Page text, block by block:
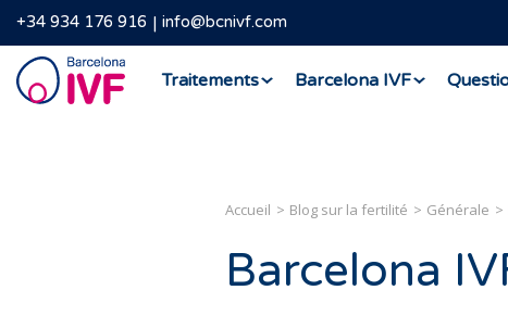
+34 934 176 916 info@bcnivf.com
Barcelona
IVF
Traitements Barcelona IVF
Accueil Blog sur la fertilité Générale
Barcelona